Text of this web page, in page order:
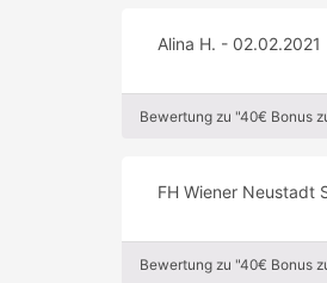
Alina H. - 02.02.2021
Bewertung zu "40€ Bonus
FH Wiener Neustadt
Bewertung zu "40€ Bonus